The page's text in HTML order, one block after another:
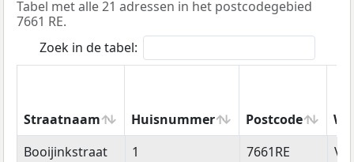
Tabel met alle 21 adressen in het postcodegebied
7661 RE.
Zoek in de tabel:
Straatnaam Huisnummer Postcode
Straatnaam
Huisnummer Postcode
Booijinkstraat 1 7661RE